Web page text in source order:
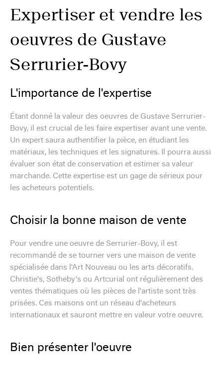
Expertiser et vendre les
oeuvres de Gustave
Serrurier-Bovy
L'importance de l'expertise
Étant donné la valeur des oeuvres de Gustave Serrurier-
Bovy, il est crucial de les faire expertiser avant une vente.
Un expert saura authentifier la pièce, en étudiant les
matériaux, les techniques et les signatures. Il pourra aussi
évaluer son état de conservation et estimer sa valeur
marchande. Cette expertise est un gage de sérieux pour
les acheteurs potentiels.
Choisir la bonne maison de vente
Pour vendre une oeuvre de Serrurier-Bovy, il est
recommandé de se tourner vers une maison de vente
spécialisée dans l'Art Nouveau ou les arts décoratifs.
Christie's, Sotheby's ou Artcurial ont régulièrement des
ventes thématiques où les pièces de l'artiste sont très
prisées. Ces maisons ont un réseau d'acheteurs
internationaux et sauront mettre en valeur votre oeuvre.
Bien présenter l'oeuvre